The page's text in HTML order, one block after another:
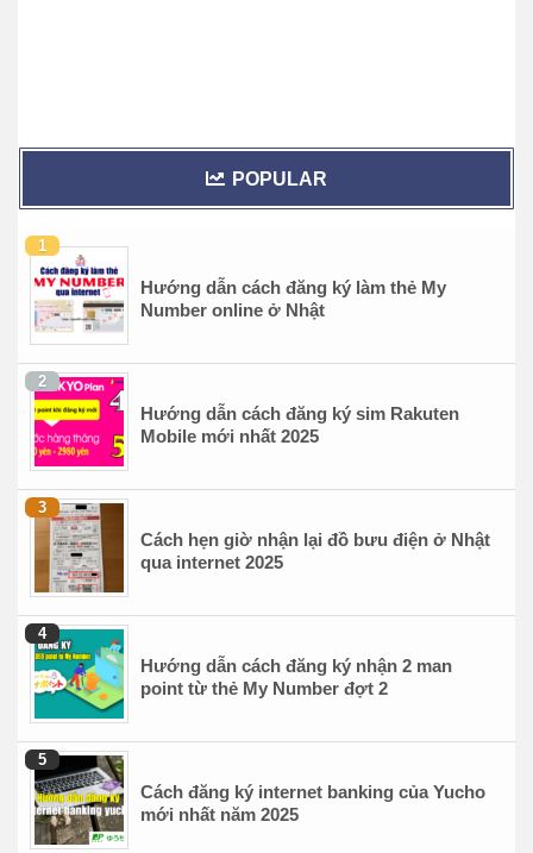
POPULAR
Hướng dẫn cách đăng ký làm thẻ My
Number online ở Nhật
Hướng dẫn cách đăng ký sim Rakuten
Mobile mới nhất 2025
Cách hẹn giờ nhận lại đồ bưu điện ở Nhật
qua internet 2025
Hướng dẫn cách đăng ký nhận 2 man
point từ thẻ My Number đợt 2
Cách đăng ký internet banking của Yucho
mới nhất năm 2025